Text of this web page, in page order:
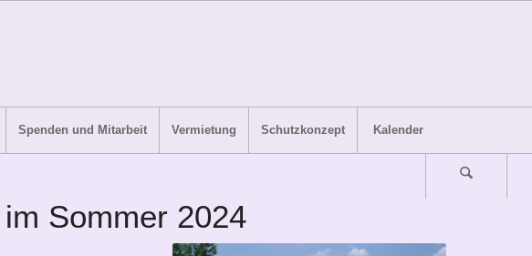
Spenden und Mitarbeit Vermietung Schutzkonzept Kalender
Sommer 2024